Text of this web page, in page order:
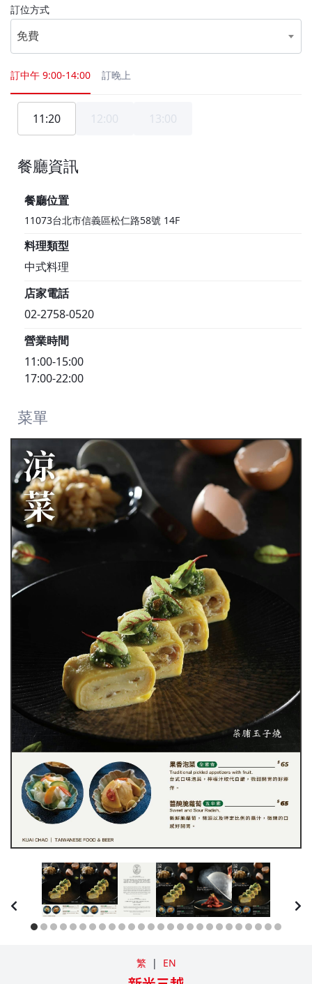
訂位方式
免費
訂中午 9:00-14:00 訂晚上
11:20 12:00 13:00
餐廳資訊
餐廳位置
11073台北市信義區松仁路58號 14F
料理類型
中式料理
店家電話
02-2758-0520
營業時間
11:00-15:00
17:00-22:00
菜單
繁 | EN